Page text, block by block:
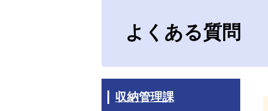
よくある質問
収納管理課